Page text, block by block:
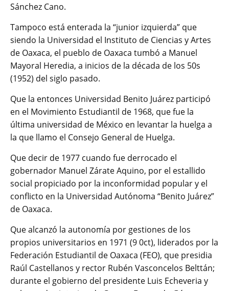
Sánchez Cano.
Tampoco está enterada la “junior izquierda” que
siendo la Universidad el Instituto de Ciencias y Artes
de Oaxaca, el pueblo de Oaxaca tumbó a Manuel
Mayoral Heredia, a inicios de la década de los 50s
(1952) del siglo pasado.
Que la entonces Universidad Benito Juárez participó
en el Movimiento Estudiantil de 1968, que fue la
última universidad de México en levantar la huelga a
la que llamo el Consejo General de Huelga.
Que decir de 1977 cuando fue derrocado el
gobernador Manuel Zárate Aquino, por el estallido
social propiciado por la inconformidad popular y el
conflicto en la Universidad Autónoma “Benito Juárez”
de Oaxaca.
Que alcanzó la autonomía por gestiones de los
propios universitarios en 1971 (9 0ct), liderados por la
Federación Estudiantil de Oaxaca (FEO), que presidia
Raúl Castellanos y rector Rubén Vasconcelos Belttán;
durante el gobierno del presidente Luis Echeveria y